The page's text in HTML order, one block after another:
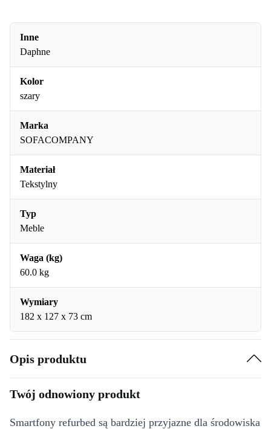
Inne
Daphne
Kolor
szary
Marka
SOFACOMPANY
Materiał
Tekstylny
Typ
Meble
Waga (kg)
60.0 kg
Wymiary
182 x 127 x 73 cm
Opis produktu
Twój odnowiony produkt
Smartfony refurbed są bardziej przyjazne dla środowiska